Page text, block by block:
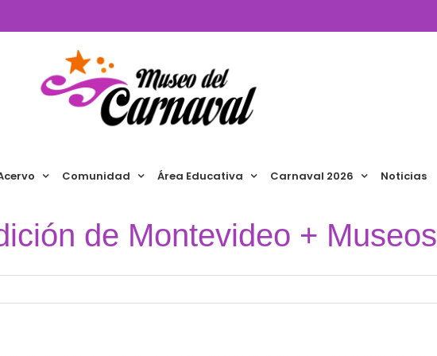
Comunidad Área Educativa Carnaval 2026 Noticias
de Montevideo + Museos